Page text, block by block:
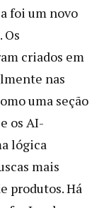
foi um novo
criados em
nas
uma seção
os AI-
lógica
mais
produtos. Há